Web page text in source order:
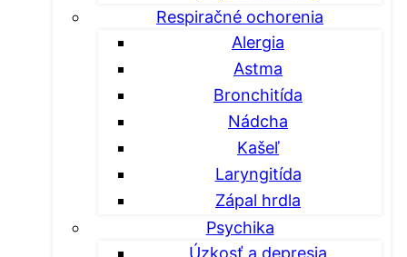
Respiračné ochorenia
Alergia
Astma
Bronchitída
Nádcha
Kašeľ
Laryngitída
Zápal hrdla
Psychika
Úzkosť a depresia